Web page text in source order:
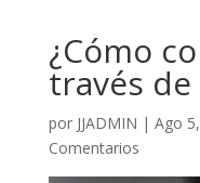
¿Cómo
través
por JJADMIN | Ago
Comentarios